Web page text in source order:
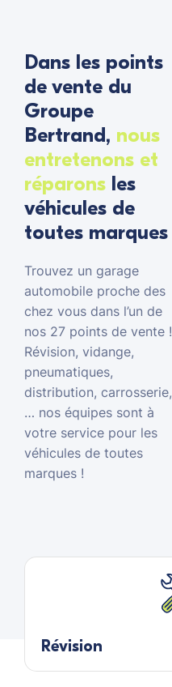
Dans les points
de vente du
Groupe
Bertrand, nous
entretenons et
réparons les
véhicules de
toutes marques
Trouvez un garage
automobile proche des
chez vous dans l’un de
nos 27 points de vente !
Révision, vidange,
pneumatiques,
distribution, carrosserie,
… nos équipes sont à
votre service pour les
véhicules de toutes
marques !
Révision